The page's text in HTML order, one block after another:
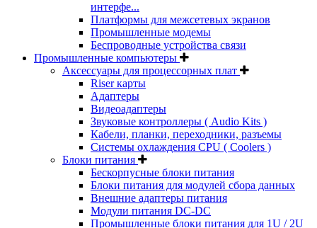
интерфе...
Платформы для межсетевых экранов
Промышленные модемы
Беспроводные устройства связи
Промышленные компьютеры
Аксессуары для процессорных плат
Riser карты
Адаптеры
Видеоадаптеры
Звуковые контроллеры ( Audio Kits )
Кабели, планки, переходники, разъемы
Системы охлаждения CPU ( Coolers )
Блоки питания
Бескорпусные блоки питания
Блоки питания для модулей сбора данных
Внешние адаптеры питания
Модули питания DC-DC
Промышленные блоки питания для 1U / 2U